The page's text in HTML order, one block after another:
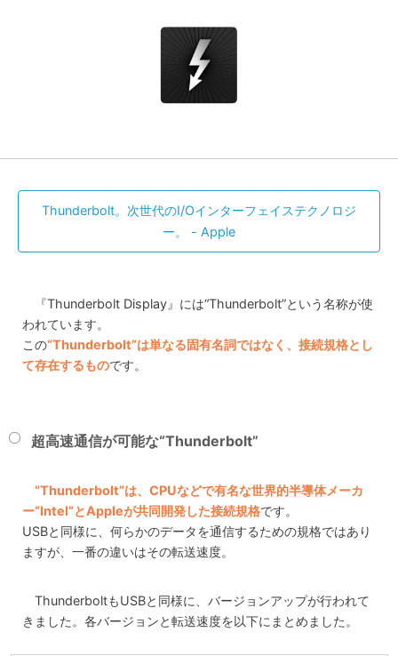
Thunderbolt。次世代のI/Oインターフェイステクノロジ
ー。 - Apple
『Thunderbolt Display』には“Thunderbolt”という名称が使
われています。
この“Thunderbolt”は単なる固有名詞ではなく、接続規格とし
て存在するものです。
超高速通信が可能な“Thunderbolt”
“Thunderbolt”は、CPUなどで有名な世界的半導体メーカ
ー“Intel”とAppleが共同開発した接続規格です。
USBと同様に、何らかのデータを通信するための規格ではあり
ますが、一番の違いはその転送速度。
ThunderboltもUSBと同様に、バージョンアップが行われて
きました。各バージョンと転送速度を以下にまとめました。